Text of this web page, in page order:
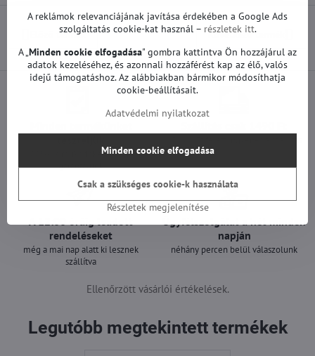
Előző termék Következő termék
100%-os működőképességet
garantálunk
A 12:00 óráig leadott
rendeléseket
még a mai nap alatt ki lesznek
szállítva
Ügyfélszolgálat a hét minden
napján
néhány percen belül válaszolunk
Ellenőrzött vásárlói értékelések.
Legutóbb megtekintett termékek
A reklámok relevanciájának javítása érdekében a Google Ads
szolgáltatás cookie-kat használ – részletek itt.
A „Minden cookie elfogadása" gombra kattintva Ön hozzájárul az
adatok kezeléséhez, és azonnali hozzáférést kap az élő, valós
idejű támogatáshoz. Az alábbiakban bármikor módosíthatja
cookie-beállításait.
Adatvédelmi nyilatkozat
Részletek megjelenítése
Minden cookie elfogadása
Csak a szükséges cookie-k használata